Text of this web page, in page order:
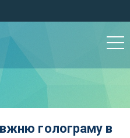
голограму в